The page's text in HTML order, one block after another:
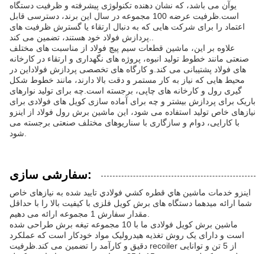
یوآن می باشد، که نشان دهنده تکنولوژی پیشرفته و ظرفیت دستگاه
است.ظرفیت عرضه 100 مجموعه در سال این برند، دسترسی قابل
اعتماد را برای شرکت هایی که به دنبال ارتقاء یا گسترش ظرفیت های
علاوه بر این، ماشین قطعات سیم پیچ فولاد از مناسبت های مختلف
صنعتی مانند خطوط تولید انبوه، پروژه های نگهداری و ارتقاء در کارخانه
های فولاد پشتیبانی می کند.و کارگاه های تخصصی پردازش فولاداین در
محیط هایی که نیاز به کار مستمر و دقت بالا دارند، مانند خطوط شکل
گیری رول و کارخانه های چاپی، برجسته است.چه برای تولید نوارهای
باریک برای پردازش بیشتر و چه برای آماده سازی کویل های فولادی برای
نیازهای خاص تولید استفاده می شود، این ماشین برش رول فولاد از اینزو
با کارایی، دوام و سازگاری با سناریوهای مختلف صنعتی برجسته می
سفارشی سازی:
اينزو خدمات ماشين هاي قطره کشي فولادي تاييد شده به نیازهای خاص
شما ارائه ميدهما دستگاه های برش کویل فلزی با کیفیت بالا را با حداقل
ماشین برش کویل فولادی ما با 10 مجموعه تیغه برش طراحی شده
است و دارای یک روش تغذیه هیدرولیک مواد خودکار است که عملکرد
دقیق و کارآمد را تضمین می کند.ظرفیت recoiler از 5 تن و توانایی